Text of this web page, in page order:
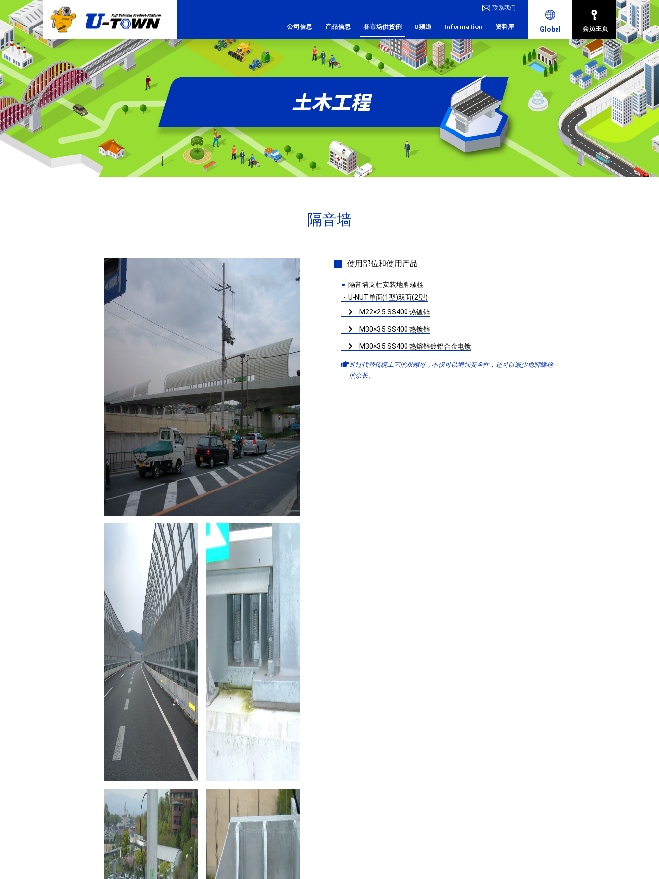
联系我们
公司信息 产品信息 各市场供货例 U频道 Information 资料库 Global 会员主页
隔音墙
使用部位和使用产品
隔音墙支柱安装地脚螺栓
・U-NUT单面(1型)双面(2型)
M22×2.5 SS400 热镀锌
M30×3.5 SS400 热镀锌
M30×3.5 SS400 热熔锌镀铝合金电镀
通过代替传统工艺的双螺母，不仅可以增强安全性，还可以减少地脚螺栓
的余长。